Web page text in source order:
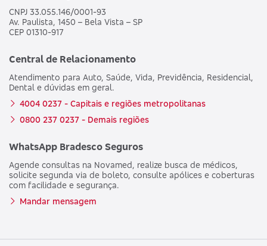
CNPJ 33.055.146/0001-93
Av. Paulista, 1450 – Bela Vista – SP
CEP 01310-917
Central de Relacionamento
Atendimento para Auto, Saúde, Vida, Previdência, Residencial,
Dental e dúvidas em geral.
4004 0237 - Capitais e regiões metropolitanas
0800 237 0237 - Demais regiões
WhatsApp Bradesco Seguros
Agende consultas na Novamed, realize busca de médicos,
solicite segunda via de boleto, consulte apólices e coberturas
com facilidade e segurança.
Mandar mensagem